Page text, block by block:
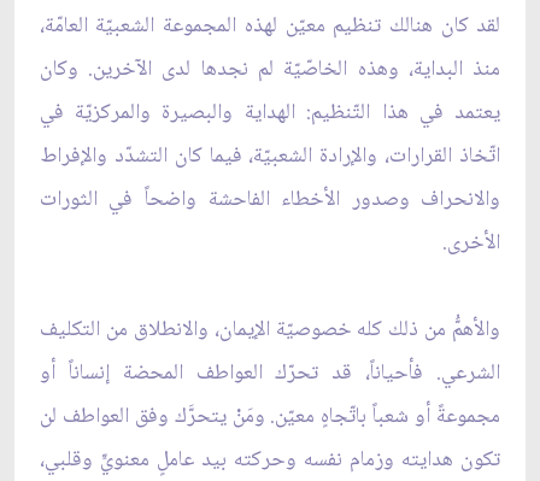
لقد كان هنالك تنظيم معيّن لهذه المجموعة الشعبيّة العامّة،
منذ البداية، وهذه الخاصّيّة لم نجدها لدى الآخرين. وكان
يعتمد في هذا التّنظيم: الهداية والبصيرة والمركزيّة في
اتّخاذ القرارات، والإرادة الشعبيّة، فيما كان التشدّد والإفراط
والانحراف وصدور الأخطاء الفاحشة واضحاً في الثورات
الأخرى.
والأهمُّ من ذلك كله خصوصيّة الإيمان، والانطلاق من التكليف
الشرعي. فأحياناً، قد تحرّك العواطف المحضة إنساناً أو
مجموعةً أو شعباً باتّجاهٍ معيّن. ومَنْ يتحرَّك وفق العواطف لن
تكون هدايته وزمام نفسه وحركته بيد عاملٍ معنويٍّ وقلبي،